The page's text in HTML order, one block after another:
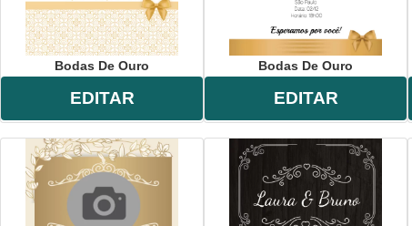
Bodas De Ouro
EDITAR
Bodas De Ouro
EDITAR